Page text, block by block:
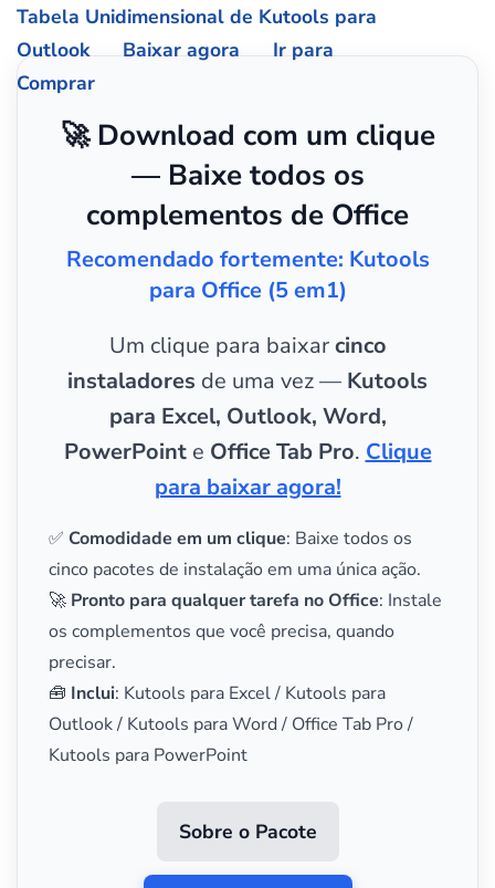
Tabela Unidimensional de Kutools para
Outlook
Baixar agora
Ir para
Comprar
🚀 Download com um clique
— Baixe todos os
complementos de Office
Recomendado fortemente: Kutools
para Office (5 em1)
Um clique para baixarcinco
instaladores de uma vez — Kutools
para Excel, Outlook, Word,
PowerPointe Office Tab Pro. Clique
para baixar agora!
✅ Comodidade em um clique: Baixe todos os
cinco pacotes de instalação em uma única ação.
🚀 Pronto para qualquer tarefa no Office: Instale
os complementos que você precisa, quando
precisar.
🧰 Inclui: Kutools para Excel / Kutools para
Outlook / Kutools para Word / Office Tab Pro /
Kutools para PowerPoint
Sobre o Pacote